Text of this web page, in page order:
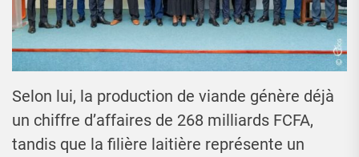
Selon lui, la production de viande génère déjà
un chiffre d’affaires de 268 milliards FCFA,
tandis que la filière laitière représente un